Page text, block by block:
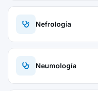
Nefrología
Neumología